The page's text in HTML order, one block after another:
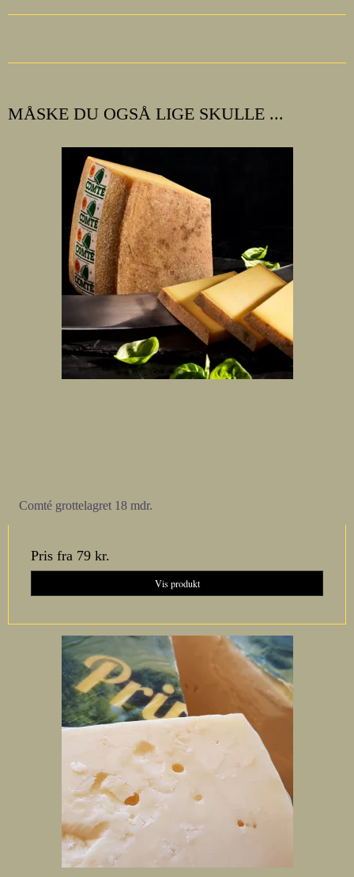
MÅSKE DU OGSÅ LIGE SKULLE ...
Comté grottelagret 18 mdr.
Pris fra 79 kr.
Vis produkt